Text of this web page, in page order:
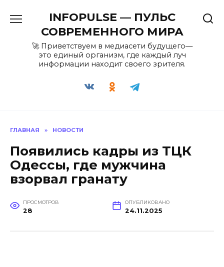
содержанию
INFOPULSE — ПУЛЬС
СОВРЕМЕННОГО МИРА
🚀 Приветствуем в медиасети будущего—
это единый организм, где каждый луч
информации находит своего зрителя.
ГЛАВНАЯ » НОВОСТИ
Появились кадры из ТЦК
Одессы, где мужчина
взорвал гранату
ПРОСМОТРОВ
28
ОПУБЛИКОВАНО
24.11.2025